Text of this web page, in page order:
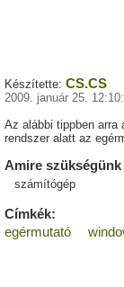
Készítette: CS.CS
2009. január 25.
Az alábbi tippben arra
rendszer alatt az
Amire szükségünk
számítógép
Címkék:
egérmutató